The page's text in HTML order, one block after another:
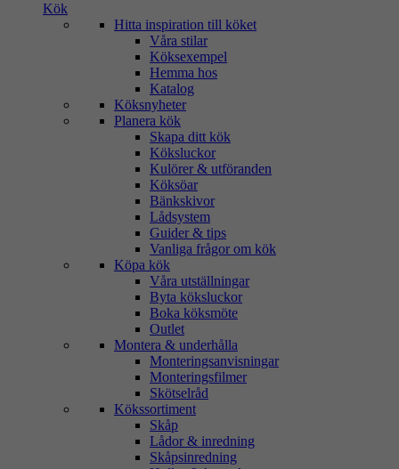
Kök
Hitta inspiration till köket
Våra stilar
Köksexempel
Hemma hos
Katalog
Köksnyheter
Planera kök
Skapa ditt kök
Köksluckor
Kulörer & utföranden
Köksöar
Bänkskivor
Lådsystem
Guider & tips
Vanliga frågor om kök
Köpa kök
Våra utställningar
Byta köksluckor
Boka köksmöte
Outlet
Montera & underhålla
Monteringsanvisningar
Monteringsfilmer
Skötselråd
Kökssortiment
Skåp
Lådor & inredning
Skåpsinredning